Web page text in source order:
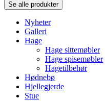
Se alle produkter
Nyheter
Galleri
Hage
Hage sittemøbler
Hage spisemøbler
Hagetilbehør
Hødnebø
Hjellegjerde
Stue